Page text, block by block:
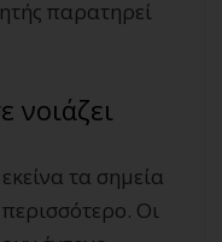
παρατηρεί
νοιάζει
τα σημεία
Οι